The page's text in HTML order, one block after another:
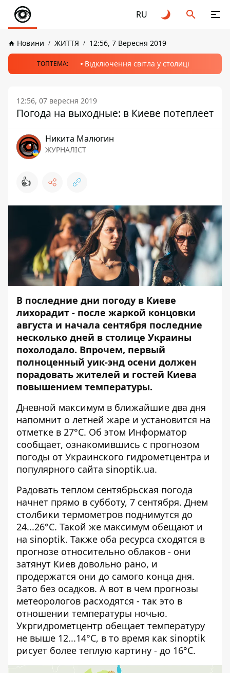
RU
Новини ЖИТТЯ 12:56, 7 Вересня 2019
ТОПТЕМА: Відключення світла у столиці
12:56, 07 вересня 2019
Погода на выходные: в Киеве потеплеет
Никита Малюгин
ЖУРНАЛІСТ
👍
В последние дни погоду в Киеве
лихорадит - после жаркой концовки
августа и начала сентября последние
несколько дней в столице Украины
похолодало. Впрочем, первый
полноценный уик-энд осени должен
порадовать жителей и гостей Киева
повышением температуры.
Дневной максимум в ближайшие два дня
напомнит о летней жаре и установится на
отметке в 27°C. Об этом Информатор
сообщает, ознакомившись с прогнозом
погоды от Украинского гидрометцентра и
популярного сайта sinoptik.ua.
Радовать теплом сентябрьская погода
начнет прямо в субботу, 7 сентября. Днем
столбики термометров поднимутся до
24...26°C. Такой же максимум обещают и
на sinoptik. Также оба ресурса сходятся в
прогнозе относительно облаков - они
затянут Киев довольно рано, и
продержатся они до самого конца дня.
Зато без осадков. А вот в чем прогнозы
метеорологов расходятся - так это в
отношении температуры ночью.
Укргидрометцентр обещает температуру
не выше 12...14°C, в то время как sinoptik
рисует более теплую картину - до 16°C.